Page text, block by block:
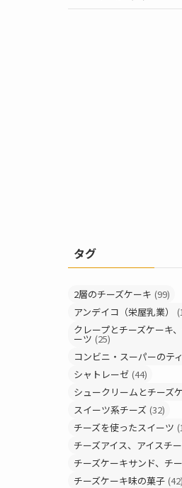
タグ
2層のチーズケーキ (99)
アンデイコ（栄屋乳業）
クレープとチーズケーキ
ーツ (25)
コンビニ・スーパーのテ
シャトレーゼ (44)
シュークリームとチーズ
スイーツ系チーズ (32)
チーズを使ったスイーツ
チーズアイス、アイスチ
チーズケーキサンド、チ
チーズケーキ味の菓子 (42)